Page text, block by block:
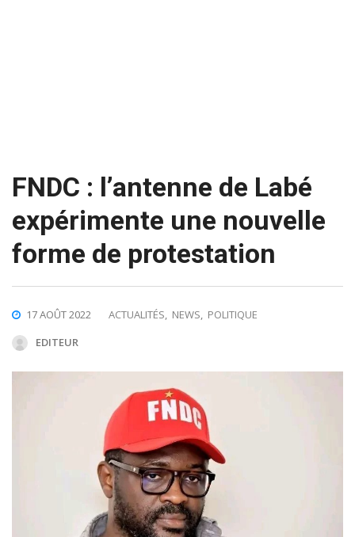
FNDC : l’antenne de Labé
expérimente une nouvelle
forme de protestation
17 AOÛT 2022 ACTUALITÉS, NEWS, POLITIQUE
EDITEUR